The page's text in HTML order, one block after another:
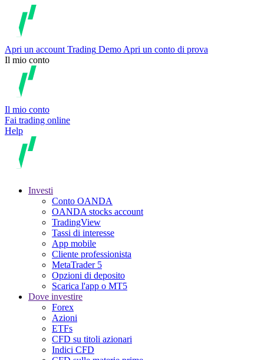
Apri un account Trading Demo Apri un conto di prova
Il mio conto
Il mio conto
Fai trading online
Help
Investi
Conto OANDA
OANDA stocks account
TradingView
Tassi di interesse
App mobile
Cliente professionista
MetaTrader 5
Opzioni di deposito
Scarica l'app o MT5
Dove investire
Forex
Azioni
ETFs
CFD su titoli azionari
Indici CFD